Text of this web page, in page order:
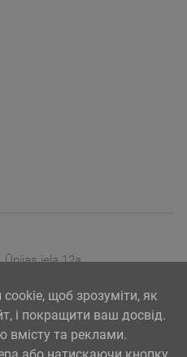
Ūnijas iela 12a,
щоб зрозуміти, як
і покращити ваш досвід.
вмісту та реклами.